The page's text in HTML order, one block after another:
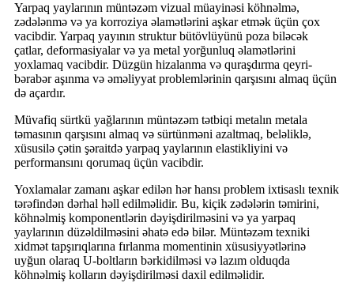
Yarpaq yaylarının müntəzəm vizual müayinəsi köhnəlmə,
zədələnmə və ya korroziya əlamətlərini aşkar etmək üçün çox
vacibdir. Yarpaq yayının struktur bütövlüyünü poza biləcək
çatlar, deformasiyalar və ya metal yorğunluq əlamətlərini
yoxlamaq vacibdir. Düzgün hizalanma və quraşdırma qeyri-
bərabər aşınma və əməliyyat problemlərinin qarşısını almaq üçün
də açardır.
Müvafiq sürtkü yağlarının müntəzəm tətbiqi metalın metala
təmasının qarşısını almaq və sürtünməni azaltmaq, beləliklə,
xüsusilə çətin şəraitdə yarpaq yaylarının elastikliyini və
performansını qorumaq üçün vacibdir.
Yoxlamalar zamanı aşkar edilən hər hansı problem ixtisaslı texnik
tərəfindən dərhal həll edilməlidir. Bu, kiçik zədələrin təmirini,
köhnəlmiş komponentlərin dəyişdirilməsini və ya yarpaq
yaylarının düzəldilməsini əhatə edə bilər. Müntəzəm texniki
xidmət tapşırıqlarına fırlanma momentinin xüsusiyyətlərinə
uyğun olaraq U-boltların bərkidilməsi və lazım olduqda
köhnəlmiş kolların dəyişdirilməsi daxil edilməlidir.